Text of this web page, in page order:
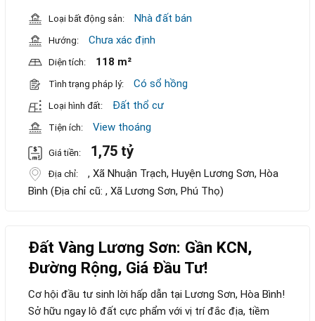
Loại bất động sản: Nhà đất bán
Hướng: Chưa xác định
Diện tích: 118 m²
Tình trạng pháp lý: Có sổ hồng
Loại hình đất: Đất thổ cư
Tiện ích: View thoáng
Giá tiền: 1,75 tỷ
Địa chỉ:
, Xã Nhuận Trạch, Huyện Lương Sơn, Hòa
Bình (Địa chỉ cũ: , Xã Lương Sơn, Phú Thọ)
Đất Vàng Lương Sơn: Gần KCN,
Đường Rộng, Giá Đầu Tư!
Cơ hội đầu tư sinh lời hấp dẫn tại Lương Sơn, Hòa Bình!
Sở hữu ngay lô đất cực phẩm với vị trí đắc địa, tiềm